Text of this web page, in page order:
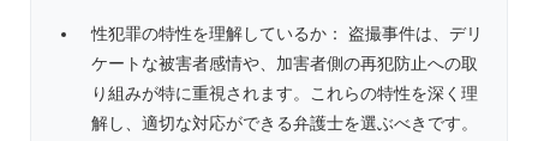
性犯罪の特性を理解しているか： 盗撮事件は、デリ
ケートな被害者感情や、加害者側の再犯防止への取
り組みが特に重視されます。これらの特性を深く理
解し、適切な対応ができる弁護士を選ぶべきです。